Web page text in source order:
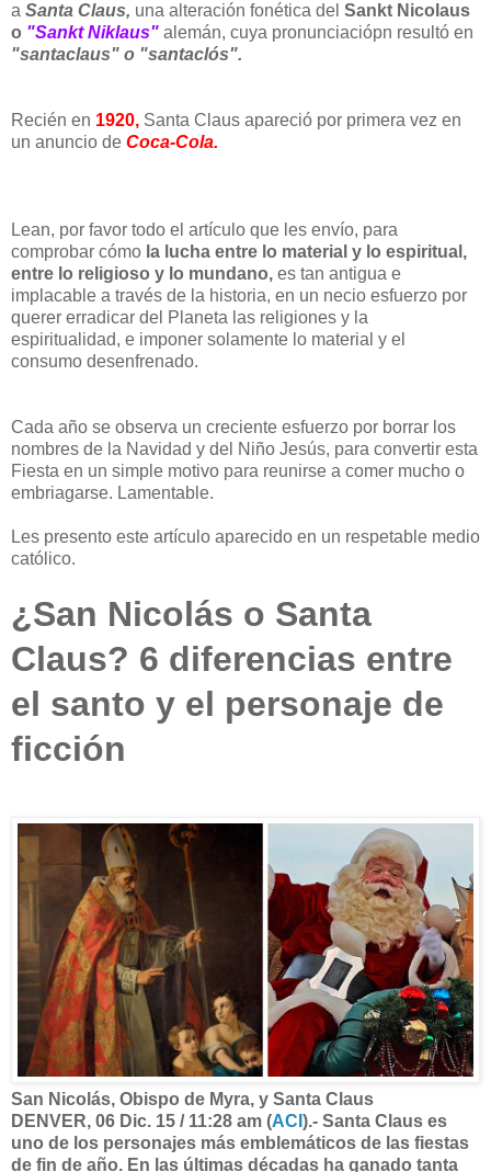
a Santa Claus, una alteración fonética del Sankt Nicolaus
o "Sankt Niklaus" alemán, cuya pronunciaciópn resultó en
"santaclaus" o "santaclós".
Recién en 1920, Santa Claus apareció por primera vez en
un anuncio de Coca-Cola.
Lean, por favor todo el artículo que les envío, para
comprobar cómo la lucha entre lo material y lo espiritual,
entre lo religioso y lo mundano, es tan antigua e
implacable a través de la historia, en un necio esfuerzo por
querer erradicar del Planeta las religiones y la
espiritualidad, e imponer solamente lo material y el
consumo desenfrenado.
Cada año se observa un creciente esfuerzo por borrar los
nombres de la Navidad y del Niño Jesús, para convertir esta
Fiesta en un simple motivo para reunirse a comer mucho o
embriagarse. Lamentable.
Les presento este artículo aparecido en un respetable medio
católico.
¿San Nicolás o Santa
Claus? 6 diferencias entre
el santo y el personaje de
ficción
San Nicolás, Obispo de Myra, y Santa Claus
DENVER, 06 Dic. 15 / 11:28 am (ACI ).- Santa Claus es
uno de los personajes más emblemáticos de las fiestas
de fin de año. En las últimas décadas ha ganado tanta